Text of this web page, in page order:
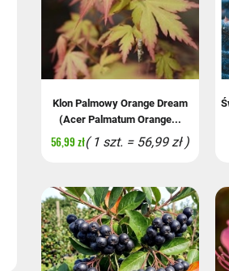
Klon Palmowy Orange Dream
(Acer Palmatum Orange...
56,99 zł( 1 szt. = 56,99 zł )